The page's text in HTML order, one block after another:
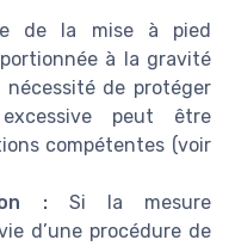
de la mise à pied
à la gravité
de protéger
peut être
compétentes (voir
:Si la mesure
d’une procédure de